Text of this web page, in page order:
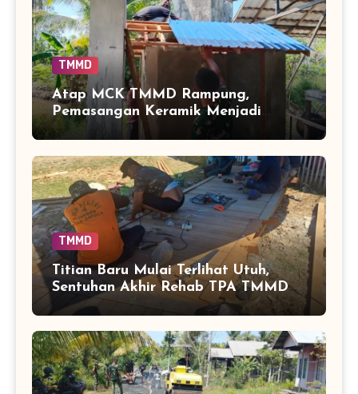
TMMD
Atap MCK TMMD Rampung,
Pemasangan Keramik Menjadi
Sentuhan Akhir Fasilitas Sanitasi di
TMMD
Titian Baru Mulai Terlihat Utuh,
Sentuhan Akhir Rehab TPA TMMD
Perkuat Akses Warga di Tamban
Bangun